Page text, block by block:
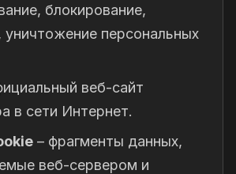
блокирование,
уничтожение персональных
веб-сайт
в сети Интернет.
– фрагменты данных,
веб-сервером и